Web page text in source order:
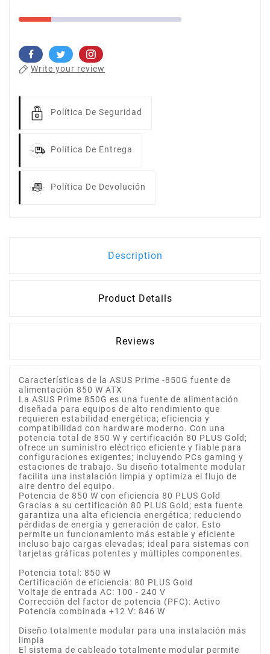
Write your review
Política De Seguridad
Política De Entrega
Política De Devolución
Description
Product Details
Reviews
Características de la ASUS Prime -850G fuente de
alimentación 850 W ATX
La ASUS Prime 850G es una fuente de alimentación
diseñada para equipos de alto rendimiento que
requieren estabilidad energética; eficiencia y
compatibilidad con hardware moderno. Con una
potencia total de 850 W y certificación 80 PLUS Gold;
ofrece un suministro eléctrico eficiente y fiable para
configuraciones exigentes; incluyendo PCs gaming y
estaciones de trabajo. Su diseño totalmente modular
facilita una instalación limpia y optimiza el flujo de
aire dentro del equipo.
Potencia de 850 W con eficiencia 80 PLUS Gold
Gracias a su certificación 80 PLUS Gold; esta fuente
garantiza una alta eficiencia energética; reduciendo
pérdidas de energía y generación de calor. Esto
permite un funcionamiento más estable y eficiente
incluso bajo cargas elevadas; ideal para sistemas con
tarjetas gráficas potentes y múltiples componentes.
Potencia total: 850 W
Certificación de eficiencia: 80 PLUS Gold
Voltaje de entrada AC: 100 - 240 V
Corrección del factor de potencia (PFC): Activo
Potencia combinada +12 V: 846 W
Diseño totalmente modular para una instalación más
limpia
El sistema de cableado totalmente modular permite